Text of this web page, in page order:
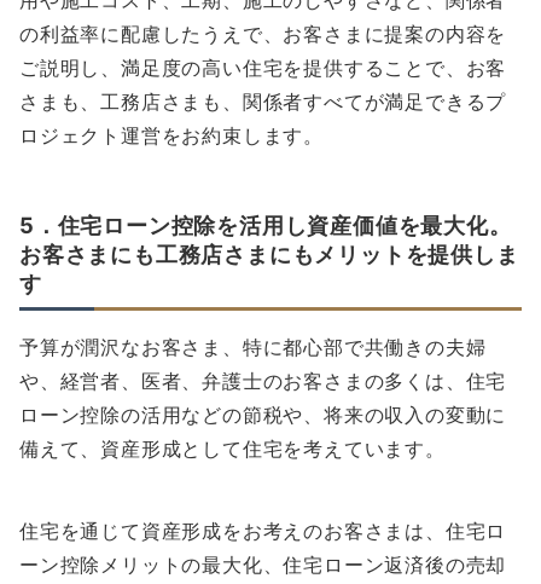
の利益率に配慮したうえで、お客さまに提案の内容を
ご説明し、満足度の高い住宅を提供することで、お客
さまも、工務店さまも、関係者すべてが満足できるプ
ロジェクト運営をお約束します。
5．住宅ローン控除を活用し資産価値を最大化。
お客さまにも工務店さまにもメリットを提供しま
す
予算が潤沢なお客さま、特に都心部で共働きの夫婦
や、経営者、医者、弁護士のお客さまの多くは、住宅
ローン控除の活用などの節税や、将来の収入の変動に
備えて、資産形成として住宅を考えています。
住宅を通じて資産形成をお考えのお客さまは、住宅ロ
ーン控除メリットの最大化、住宅ローン返済後の売却